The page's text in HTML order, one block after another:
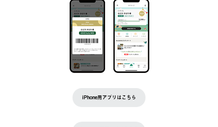
iPhone用アプリはこちら